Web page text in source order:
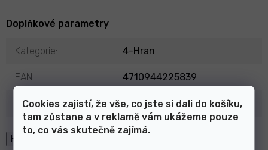
Cookies zajistí, že vše, co jste si dali do košíku,
tam zůstane a v reklamě vám ukážeme pouze
to, co vás skutečně zajímá.
Doplňkové parametry
Kategorie: 4-Hran
EAN: 4710944225839
Výrobce: SunRace
High-contrast mode